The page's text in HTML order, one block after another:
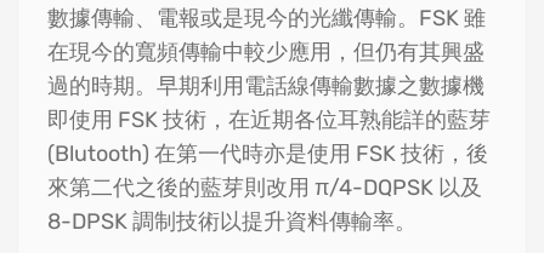
數據傳輸、電報或是現今的光纖傳輸。FSK 雖
在現今的寬頻傳輸中較少應用，但仍有其興盛
過的時期。早期利用電話線傳輸數據之數據機
即使用 FSK 技術，在近期各位耳熟能詳的藍芽
(Blutooth) 在第一代時亦是使用 FSK 技術，後
來第二代之後的藍芽則改用 π/4-DQPSK 以及
8-DPSK 調制技術以提升資料傳輸率。